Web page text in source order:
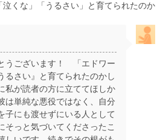
くな」「うるさい」と育てられたのか
うございます！ 「エドワー
るさい』と育てられたのかし
が読者の方に立ててほしか
は単純な悪役ではなく、自分
子にも渡せずにいる人として
そっと気づいてくださったこ